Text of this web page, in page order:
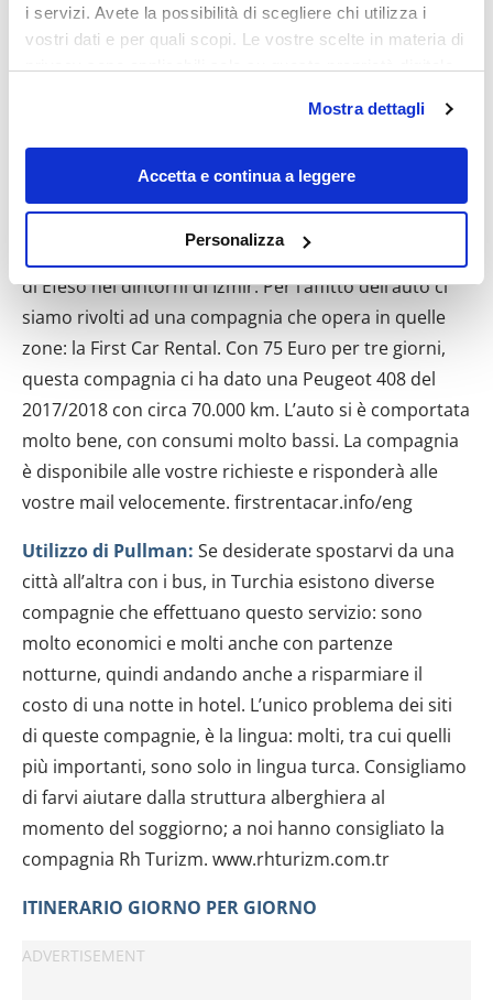
i servizi. Avete la possibilità di scegliere chi utilizza i
vostri dati e per quali scopi. Le vostre scelte in materia di
modificare o revocare il proprio consenso in qualsiasi
momento dalla Dichiarazione sui cookie o facendo clic
sull'icona di attivazione della privacy.
raccogliere informazioni sulla tua posizione
geografica, con un'approssimazione di qualche
metro,
Identificare il tuo dispositivo, scansionandolo
attivamente alla ricerca di caratteristiche specifiche
(impronte digitali).
Approfondisci come vengono elaborati i tuoi dati personali
e imposta le tue preferenze nellasezione dettagli. Puoi
modificare o ritirare il tuo consenso in qualsiasi momento
dalla Dichiarazione sui cookie.
Utilizziamo i cookie per personalizzare contenuti ed
annunci, per fornire funzionalità dei social media e per
analizzare il nostro traffico. Condividiamo inoltre
informazioni sul modo in cui utilizzi il nostro sito con i
nostri partner che si occupano di analisi dei dati web,
pubblicità e social media, i quali potrebbero combinarle
con altre informazioni che hai fornito loro o che hanno
raccolto dal tuo utilizzo dei loro servizi.
Mostra dettagli
Accetta e continua a leggere
Personalizza
un po’ più di indipendenza, specialmente per la visita
di Efeso nei dintorni di Izmir. Per l’affitto dell’auto ci
siamo rivolti ad una compagnia che opera in quelle
zone: la First Car Rental. Con 75 Euro per tre giorni,
questa compagnia ci ha dato una Peugeot 408 del
2017/2018 con circa 70.000 km. L’auto si è comportata
molto bene, con consumi molto bassi. La compagnia
è disponibile alle vostre richieste e risponderà alle
vostre mail velocemente. firstrentacar.info/eng
Utilizzo di Pullman: Se desiderate spostarvi da una
città all’altra con i bus, in Turchia esistono diverse
compagnie che effettuano questo servizio: sono
molto economici e molti anche con partenze
notturne, quindi andando anche a risparmiare il
costo di una notte in hotel. L’unico problema dei siti
di queste compagnie, è la lingua: molti, tra cui quelli
più importanti, sono solo in lingua turca. Consigliamo
di farvi aiutare dalla struttura alberghiera al
momento del soggiorno; a noi hanno consigliato la
compagnia Rh Turizm. www.rhturizm.com.tr
ITINERARIO GIORNO PER GIORNO